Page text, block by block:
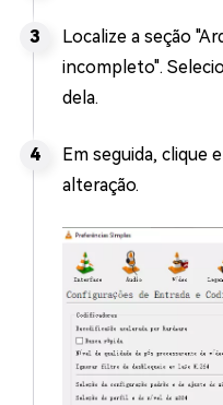
Localize a seção
incompleto".
dela.
Em seguida, clique
alteração.